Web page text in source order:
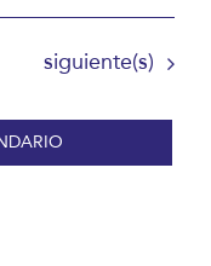
Eventos
siguiente(s)